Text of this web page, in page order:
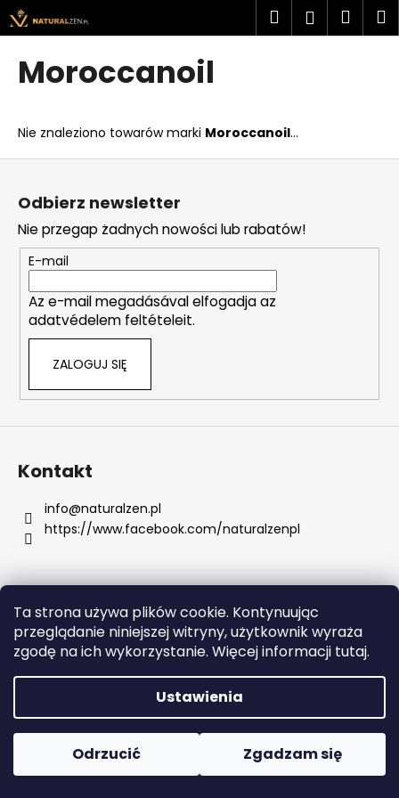
Ta strona używa plików cookie. Kontynuując
przeglądanie niniejszej witryny, użytkownik wyraża
zgodę na ich wykorzystanie. Więcej informacji tutaj.
Ustawienia
Odrzucić Zgadzam się
Przejść
do
treści
SzukajZaloguj
Moroccanoil
Nie znaleziono towarów marki Moroccanoil...
K
o
powrotem
powrotem
z
e
g
o
s
z
u
a
s
P
l
e
c
a
m
y
MSM
KAPSUŁEK
S
Odbierz newsletter
Nie przegap żadnych nowości lub rabatów!
E-mail
Az e-mail megadásával elfogadja az
adatvédelem feltételeit.
ZALOGUJ SIĘ
Kontakt
info@naturalzen.pl
https://www.facebook.com/naturalzenpl
Opracował Shoptet
Copyright 2026Naturalzen. Wszystkie prawa
zastrzeżone.
Edytuj ustawienia plików cookie